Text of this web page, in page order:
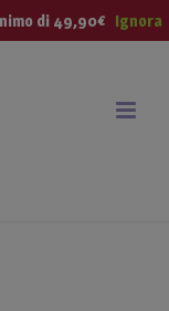
di 49,90€ Ignora